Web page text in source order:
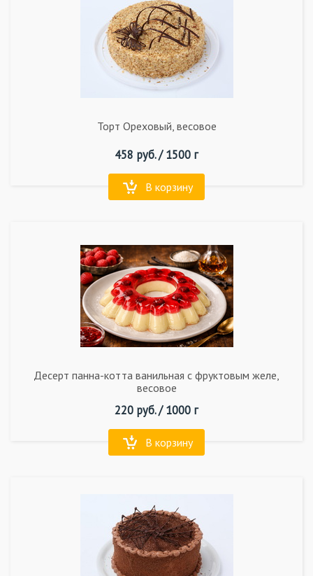
Торт Ореховый, весовое
458 руб. /1500 г
В корзину
Десерт панна-котта ванильная с фруктовым желе,
весовое
220 руб. /1000 г
В корзину